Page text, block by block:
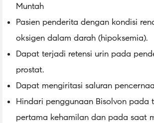
Muntah
Pasien penderita dengan kondisi
oksigen dalam darah (hipoksemia).
Dapat terjadi retensi urin pada
prostat.
Dapat mengiritasi saluran
Hindari penggunaan Bisolvon pada
pertama kehamilan dan pada saat